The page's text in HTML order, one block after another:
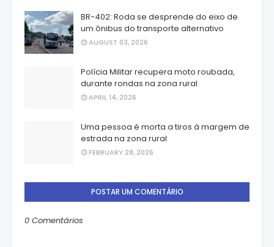
BR-402: Roda se desprende do eixo de
um ônibus do transporte alternativo
AUGUST 03, 2026
Polícia Militar recupera moto roubada,
durante rondas na zona rural
APRIL 14, 2026
Uma pessoa é morta a tiros à margem de
estrada na zona rural
FEBRUARY 28, 2026
POSTAR UM COMENTÁRIO
0 Comentários